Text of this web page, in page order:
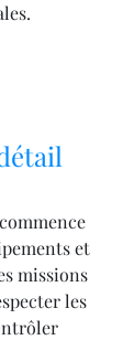
et
missions
les